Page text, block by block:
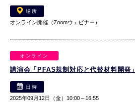
場所
オンライン開催（Zoomウェビナー）
オンライン
講演会「PFAS規制対応と代替材料開発」
日時
2025年09月12日（金）10:00～16:55